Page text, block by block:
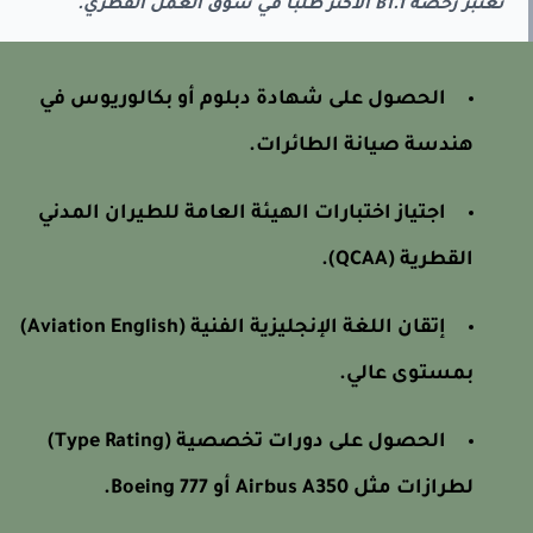
تعتبر رخصة B1.1 الأكثر طلباً في سوق العمل القطري.
الحصول على شهادة دبلوم أو بكالوريوس في
هندسة صيانة الطائرات.
اجتياز اختبارات الهيئة العامة للطيران المدني
القطرية (QCAA).
إتقان اللغة الإنجليزية الفنية (Aviation English)
بمستوى عالي.
الحصول على دورات تخصصية (Type Rating)
لطرازات مثل Airbus A350 أو Boeing 777.